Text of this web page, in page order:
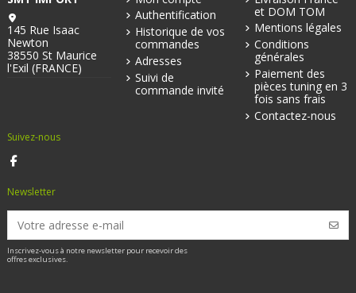
145 Rue Isaac
Newton
38550 St Maurice
l'Exil (FRANCE)
Authentification
Historique de vos
commandes
Adresses
Suivi de
commande invité
et DOM TOM
Mentions légales
Conditions
générales
Paiement des
pièces tuning en 3
fois sans frais
Contactez-nous
Suivez-nous
Newsletter
Inscrivez-vous à notre newsletter pour recevoir des
offres exclusives.